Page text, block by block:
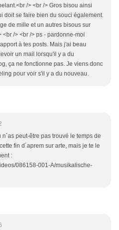
/> <br /> Gros bisou ainsi
doit se faire bien du souci également.
de mille et un autres bisous sur
<br /> <br /> ps - pardonne-moi
à tes posts. Mais j'ai beau
un mail lorsqu'il y a du
ça ne fonctionne pas. Je viens donc
pour voir s'il y a du nouveau.
peut-être pas trouvé le temps de
fin d´aprem sur arte, mais je te le
:
086158-001-A/musikalische-